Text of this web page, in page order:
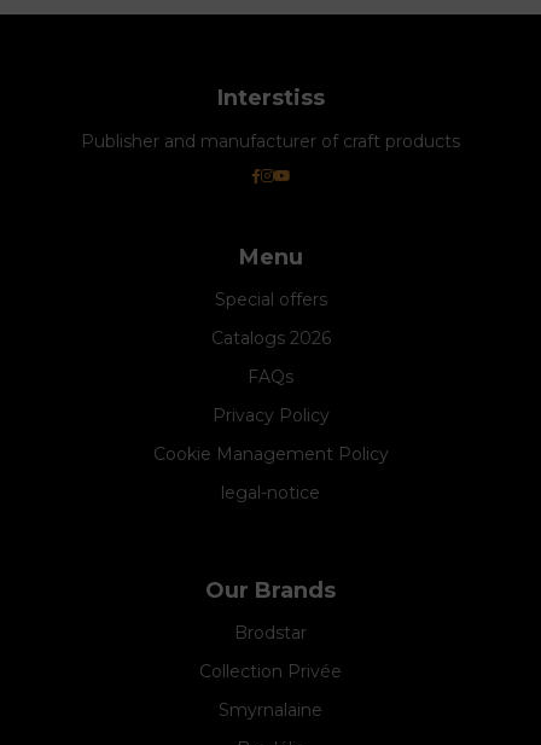
Interstiss
Publisher and manufacturer of craft products
Menu
Special offers
Catalogs 2026
FAQs
Privacy Policy
Cookie Management Policy
legal-notice
Our Brands
Brodstar
Collection Privée
Smyrnalaine